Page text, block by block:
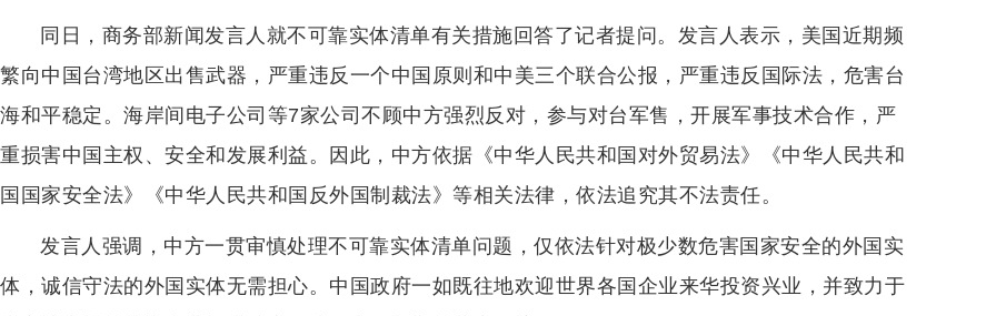
同日，商务部新闻发言人就不可靠实体清单有关措施回答了记者提问。发言人表示，美国近期频
繁向中国台湾地区出售武器，严重违反一个中国原则和中美三个联合公报，严重违反国际法，危害台
海和平稳定。海岸间电子公司等7家公司不顾中方强烈反对，参与对台军售，开展军事技术合作，严
重损害中国主权、安全和发展利益。因此，中方依据《中华人民共和国对外贸易法》《中华人民共和
国国家安全法》《中华人民共和国反外国制裁法》等相关法律，依法追究其不法责任。
发言人强调，中方一贯审慎处理不可靠实体清单问题，仅依法针对极少数危害国家安全的外国实
体，诚信守法的外国实体无需担心。中国政府一如既往地欢迎世界各国企业来华投资兴业，并致力于